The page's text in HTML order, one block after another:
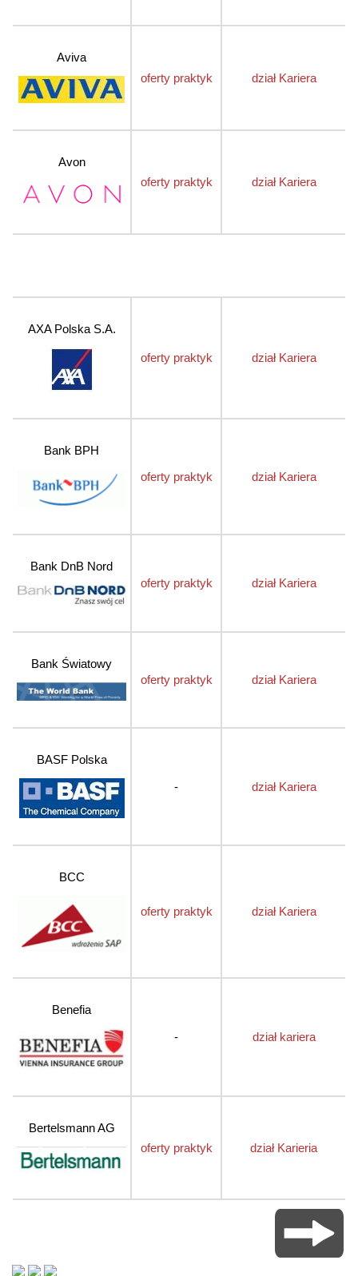
Aviva
oferty praktyk
dział Kariera
Avon
oferty praktyk
dział Kariera
AXA Polska S.A.
oferty praktyk dział Kariera
Bank BPH
oferty praktyk
dział Kariera
Bank DnB Nord
oferty praktyk
dział Kariera
Bank Światowy
oferty praktyk
dział Kariera
BASF Polska
-
dział Kariera
BCC
oferty praktyk dział Kariera
Benefia
-
dział kariera
Bertelsmann AG
oferty praktyk
dział Karieria